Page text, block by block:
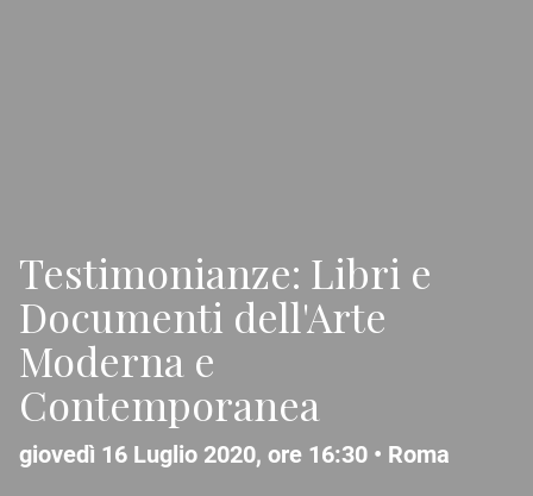
Testimonianze: Libri e
Documenti dell'Arte
Moderna e
Contemporanea
giovedì 16 Luglio 2020, ore 16:30 • Roma